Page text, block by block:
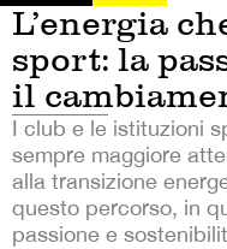
L’energia
sport: la
il
I club e le istituzioni
sempre maggiore
alla transizione
questo percorso, in
passione e